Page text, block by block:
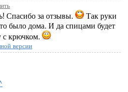
Спасибо за отзывы.
Так руки
было дома. И да спицами будет
с крючком.
версии